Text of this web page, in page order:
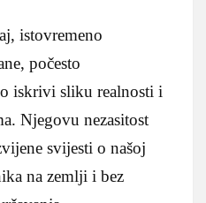
istovremeno
počesto
iskrivi sliku realnosti i
Njegovu nezasitost
svijesti o našoj
na zemlji i bez